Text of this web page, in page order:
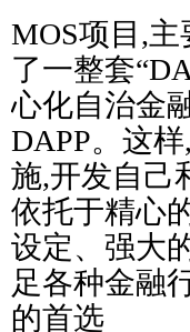
MOS项目,
了一整套
心化自治金
DAPP。这
施,开发自己
依托于精心
设定、强大
足各种金融
的首选